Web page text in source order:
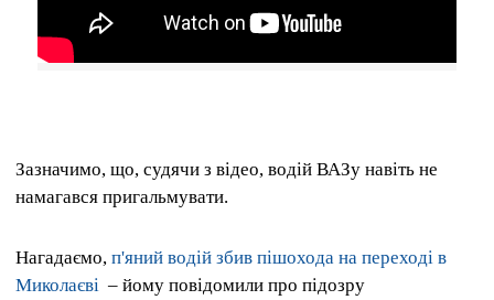
Зазначимо, що, судячи з відео, водій ВАЗу навіть не
намагався пригальмувати.
Нагадаємо, п'яний водій збив пішохода на переході в
Миколаєві – йому повідомили про підозру